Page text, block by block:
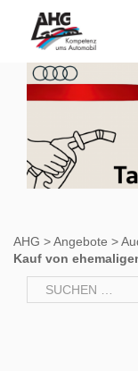
springen
AHG >Angebote >
Kauf von
Suchen
nach: